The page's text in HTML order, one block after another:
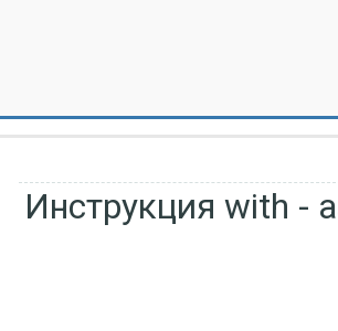
Инструкция with -